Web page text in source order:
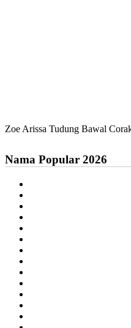
Zoe Arissa Tudung Bawal
Nama Popular 2026